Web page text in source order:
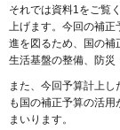
それでは資料1をご覧
上げます。今回の補正
進を図るため、国の補
生活基盤の整備、防災
また、今回予算計上
も国の補正予算の活
まいります。